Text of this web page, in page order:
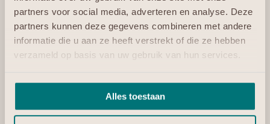
partners voor social media, adverteren en analyse. Deze
partners kunnen deze gegevens combineren met andere
informatie die u aan ze heeft verstrekt of die ze hebben
verzameld op basis van uw gebruik van hun services.
Alles toestaan
klanten van dienst zijn. Het zorgt er ook voor dat we
weten wat businesspartners nodig hebben. We
verplaatsen ons in hen en stemmen onze support
daarop af. En bij productontwikkeling maken we
samen op te trekken kunnen we proposities toetsen en
zorgen we voor een optimale inrichting van het
platform.